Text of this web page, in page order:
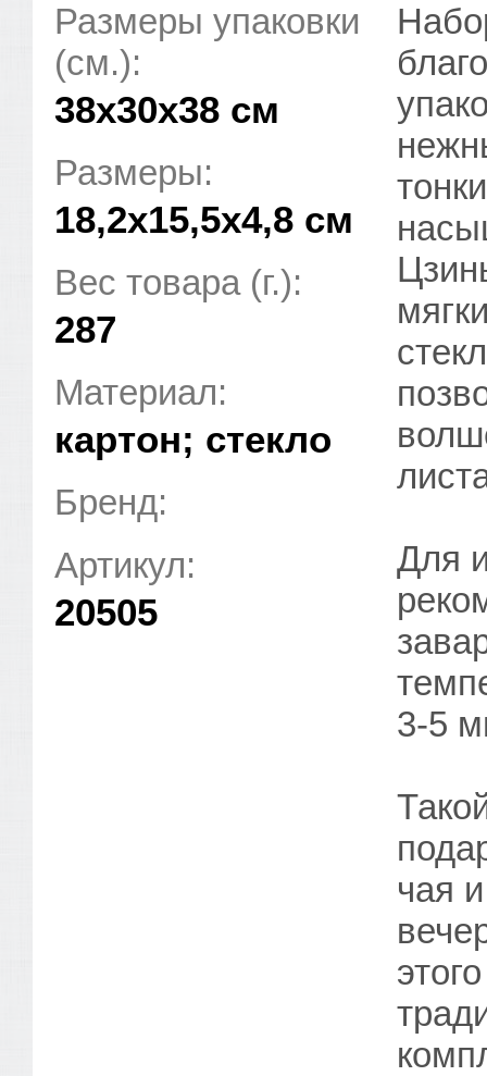
Размеры упаковки
(см.):
38x30x38 см
Размеры:
18,2x15,5x4,8 см
Вес товара (г.):
287
Материал:
картон; стекло
Бренд:
Артикул:
20505
Для
3-5
чая